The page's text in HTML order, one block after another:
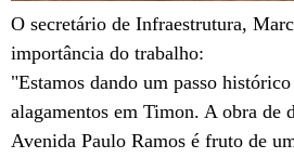
O secretário de Infraestrutura,
importância do trabalho:
"Estamos dando um passo
alagamentos em Timon. A obra de
Avenida Paulo Ramos é fruto de